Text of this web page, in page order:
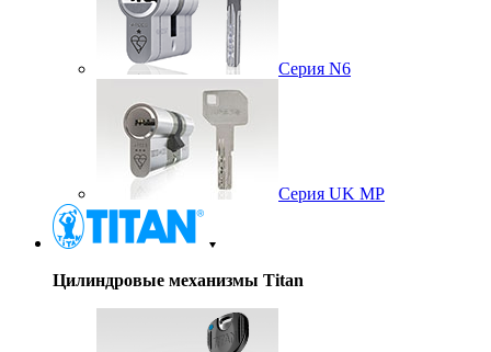
Серия N6
Серия UK MP
Цилиндровые механизмы Titan